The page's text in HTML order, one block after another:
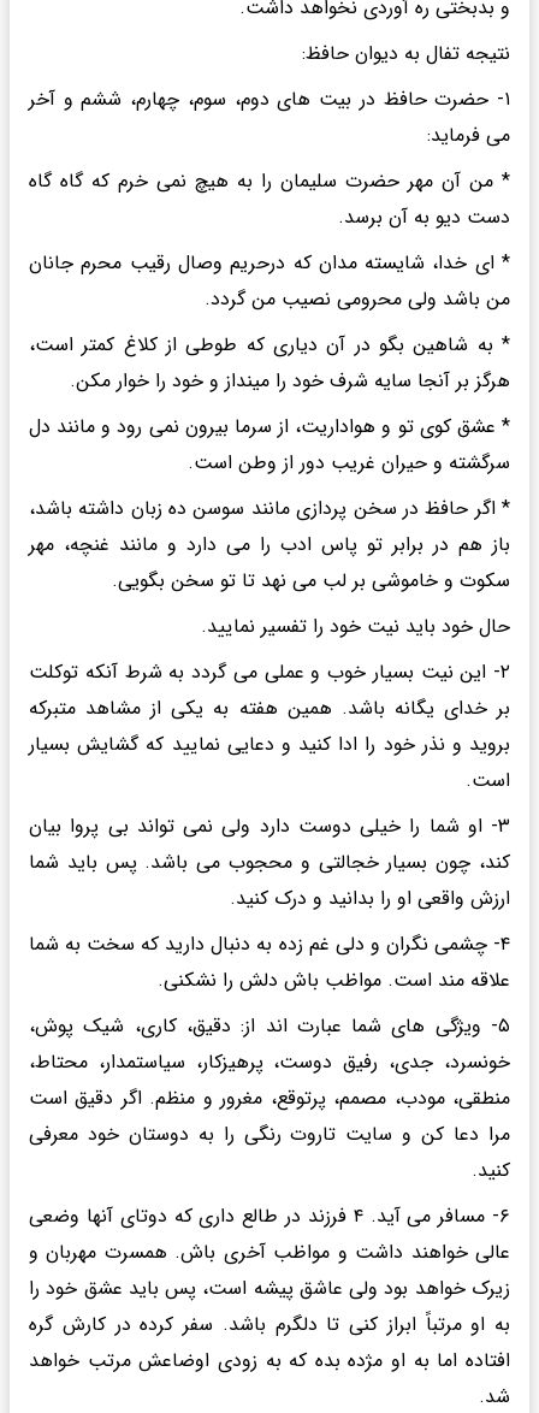
و بدبختی ره آوردی نخواهد داشت.
نتیجه تفال به دیوان حافظ:
۱- حضرت حافظ در بیت های دوم، سوم، چهارم، ششم و آخر
می فرماید:
* من آن مهر حضرت سلیمان را به هیچ نمی خرم که گاه گاه
دست دیو به آن برسد.
* ای خدا، شایسته مدان که درحریم وصال رقیب محرم جانان
من باشد ولی محرومی نصیب من گردد.
* به شاهین بگو در آن دیاری که طوطی از کلاغ کمتر است،
هرگز بر آنجا سایه شرف خود را مینداز و خود را خوار مکن.
* عشق کوی تو و هواداریت، از سرما بیرون نمی رود و مانند دل
سرگشته و حیران غریب دور از وطن است.
* اگر حافظ در سخن پردازی مانند سوسن ده زبان داشته باشد،
باز هم در برابر تو پاس ادب را می دارد و مانند غنچه، مهر
سکوت و خاموشی بر لب می نهد تا تو سخن بگویی.
حال خود باید نیت خود را تفسیر نمایید.
۲- این نیت بسیار خوب و عملی می گردد به شرط آنکه توکلت
بر خدای یگانه باشد. همین هفته به یکی از مشاهد متبرکه
بروید و نذر خود را ادا کنید و دعایی نمایید که گشایش بسیار
است.
۳- او شما را خیلی دوست دارد ولی نمی تواند بی پروا بیان
کند، چون بسیار خجالتی و محجوب می باشد. پس باید شما
ارزش واقعی او را بدانید و درک کنید.
۴- چشمی نگران و دلی غم زده به دنبال دارید که سخت به شما
علاقه مند است. مواظب باش دلش را نشکنی.
۵- ویژگی های شما عبارت اند از: دقیق، کاری، شیک پوش،
خونسرد، جدی، رفیق دوست، پرهیزکار، سیاستمدار، محتاط،
منطقی، مودب، مصمم، پرتوقع، مغرور و منظم. اگر دقیق است
مرا دعا کن و سایت تاروت رنگی را به دوستان خود معرفی
کنید.
۶- مسافر می آید. ۴ فرزند در طالع داری که دوتای آنها وضعی
عالی خواهند داشت و مواظب آخری باش. همسرت مهربان و
زیرک خواهد بود ولی عاشق پیشه است، پس باید عشق خود را
به او مرتباً ابراز کنی تا دلگرم باشد. سفر کرده در کارش گره
افتاده اما به او مژده بده که به زودی اوضاعش مرتب خواهد
شد.